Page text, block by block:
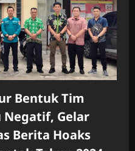
Bentuk Tim
Negatif, Gelar
Berita Hoaks